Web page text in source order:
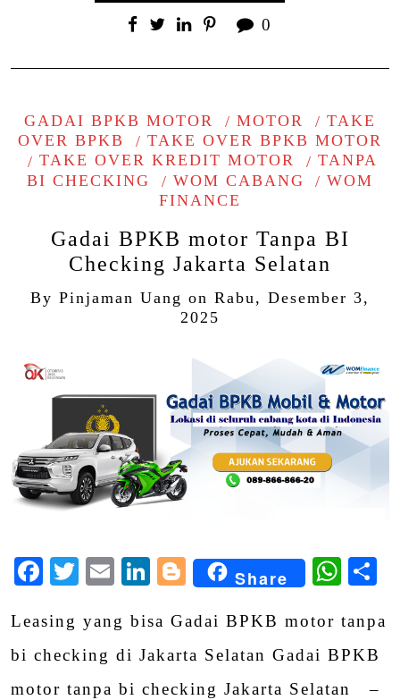
0
GADAI BPKB MOTOR MOTOR
TAKE
OVER BPKB
TAKE OVER BPKB MOTOR
TAKE OVER KREDIT MOTOR
TANPA
BI CHECKING
WOM CABANG
WOM
FINANCE
Gadai BPKB motor Tanpa BI
Checking Jakarta Selatan
By Pinjaman Uang on Rabu, Desember 3,
2025
Facebook
Twitter
EmailLinkedIn
Blogger
Share
Leasing yang bisa Gadai BPKB motor tanpa
bi checking di Jakarta Selatan Gadai BPKB
motor tanpa bi checking Jakarta Selatan –